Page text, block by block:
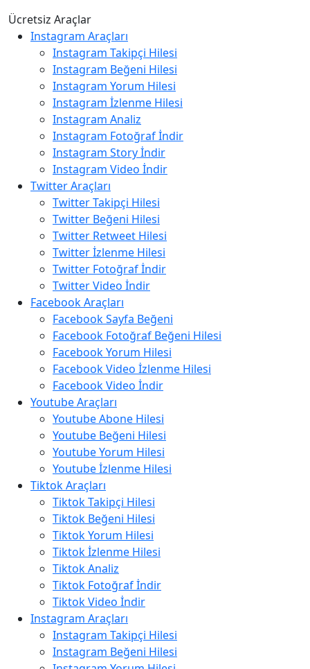
Ücretsiz Araçlar
Instagram Araçları
Instagram Takipçi Hilesi
Instagram Beğeni Hilesi
Instagram Yorum Hilesi
Instagram İzlenme Hilesi
Instagram Analiz
Instagram Fotoğraf İndir
Instagram Story İndir
Instagram Video İndir
Twitter Araçları
Twitter Takipçi Hilesi
Twitter Beğeni Hilesi
Twitter Retweet Hilesi
Twitter İzlenme Hilesi
Twitter Fotoğraf İndir
Twitter Video İndir
Facebook Araçları
Facebook Sayfa Beğeni
Facebook Fotoğraf Beğeni Hilesi
Facebook Yorum Hilesi
Facebook Video İzlenme Hilesi
Facebook Video İndir
Youtube Araçları
Youtube Abone Hilesi
Youtube Beğeni Hilesi
Youtube Yorum Hilesi
Youtube İzlenme Hilesi
Tiktok Araçları
Tiktok Takipçi Hilesi
Tiktok Beğeni Hilesi
Tiktok Yorum Hilesi
Tiktok İzlenme Hilesi
Tiktok Analiz
Tiktok Fotoğraf İndir
Tiktok Video İndir
Instagram Araçları
Instagram Takipçi Hilesi
Instagram Beğeni Hilesi